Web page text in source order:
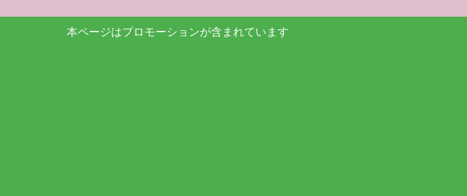
本ページはプロモーションが含まれています